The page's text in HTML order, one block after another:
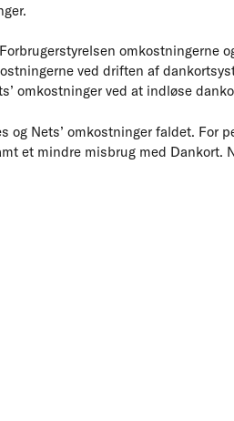
omkostningerne
ved driften af
omkostninger ved at indløse
og Nets’ omkostninger faldet. For
et mindre misbrug med Dankort.